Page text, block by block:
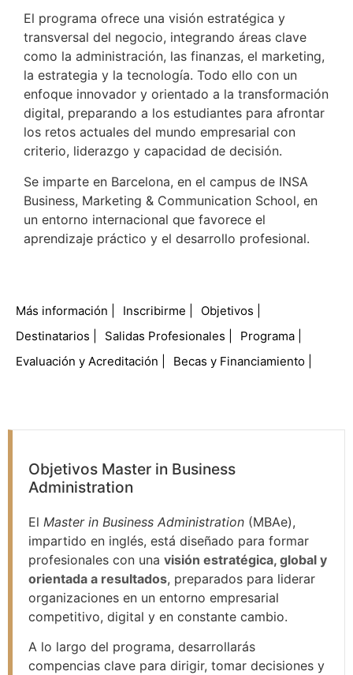
El programa ofrece una visión estratégica y
transversal del negocio, integrando áreas clave
como la administración, las finanzas, el marketing,
la estrategia y la tecnología. Todo ello con un
enfoque innovador y orientado a la transformación
digital, preparando a los estudiantes para afrontar
los retos actuales del mundo empresarial con
criterio, liderazgo y capacidad de decisión.
Se imparte en Barcelona, en el campus de INSA
Business, Marketing & Communication School, en
un entorno internacional que favorece el
aprendizaje práctico y el desarrollo profesional.
Más información Inscribirme
Objetivos
Destinatarios
Salidas Profesionales
Programa
Evaluación y Acreditación
Becas y Financiamiento
Objetivos Master in Business
Administration
El Master in Business Administration (MBAe),
impartido en inglés, está diseñado para formar
profesionales con una visión estratégica, global y
orientada a resultados, preparados para liderar
organizaciones en un entorno empresarial
competitivo, digital y en constante cambio.
A lo largo del programa, desarrollarás
compencias clave para dirigir, tomar decisiones y